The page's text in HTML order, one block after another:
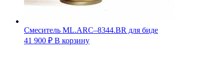
Смеситель ML.ARC–8344.ВR для биде
41 900 ₽ В корзину